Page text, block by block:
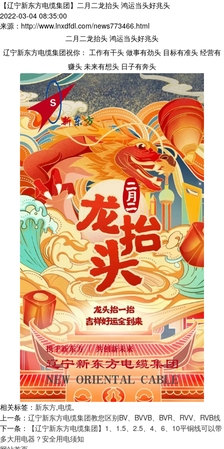
【辽宁新东方电缆集团】二月二龙抬头 鸿运当头好兆头
2022-03-04 08:35:00
来源：http://www.lnxdfdl.com/news773466.html
二月二龙抬头 鸿运当头好兆头
辽宁新东方电缆集团祝你： 工作有干头 做事有劲头 目标有准头 经营有
赚头 未来有想头 日子有奔头
相关标签： 新东方,电缆,
上一条： 辽宁新东方电缆集团教您区别BV、BVVB、BVR、RVV、RVB线
下一条：
【辽宁新东方电缆集团】1、1.5、2.5、4、6、10平铜线可以带
多大用电器？安全用电须知